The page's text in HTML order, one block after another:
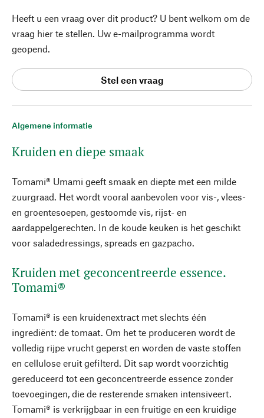
Algemene informatie
Kruiden en diepe smaak
Tomami® Umami geeft smaak en diepte met een milde
zuurgraad. Het wordt vooral aanbevolen voor vis-, vlees-
en groentesoepen, gestoomde vis, rijst- en
aardappelgerechten. In de koude keuken is het geschikt
voor saladedressings, spreads en gazpacho.
Kruiden met geconcentreerde essence.
Tomami®
Tomami® is een kruidenextract met slechts één
ingrediënt: de tomaat. Om het te produceren wordt de
volledig rijpe vrucht geperst en worden de vaste stoffen
en cellulose eruit gefilterd. Dit sap wordt voorzichtig
gereduceerd tot een geconcentreerde essence zonder
toevoegingen, die de resterende smaken intensiveert.
Tomami® is verkrijgbaar in een fruitige en een kruidige
Heeft u een vraag over dit product? U bent welkom om de
vraag hier te stellen. Uw e-mailprogramma wordt
geopend.
Stel een vraag